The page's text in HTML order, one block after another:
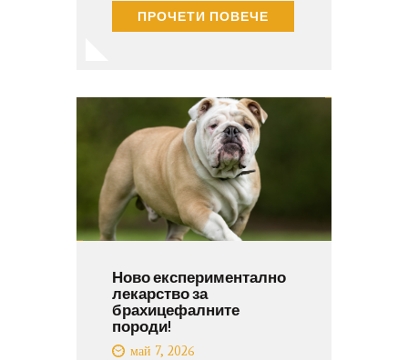
ПРОЧЕТИ ПОВЕЧЕ
Ново експериментално
лекарство за
брахицефалните
породи!
май 7, 2026